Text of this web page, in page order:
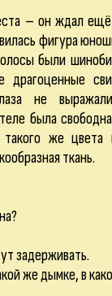
– он ждал ещё
фигура
были
не
была
же
ткань.
задерживать.
же дымке, в